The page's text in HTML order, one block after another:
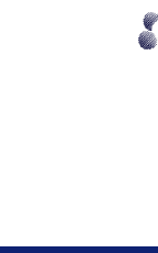
私たちに
Business